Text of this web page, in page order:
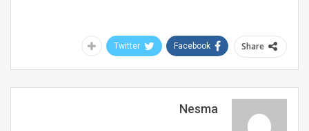
Share
Facebook
Twitter
Nesma